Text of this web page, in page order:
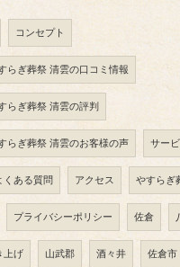
コンセプト
らぎ葬祭 清雲の口コミ情報
らぎ葬祭 清雲の評判
らぎ葬祭 清雲のお客様の声 サービ
くある質問 アクセス やすらぎ
プライバシーポリシー 佐倉
上げ 山武郡 酒々井 佐倉市